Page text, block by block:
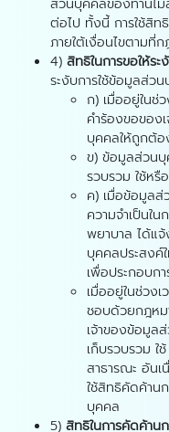
ต่อไป ทั้งนี้ การใช้สิ
ภายใต้เงื่อนไขตามที่
4) สิทธิในการขอให้ร
ระงับการใช้ข้อมูลส่
ก) เมื่ออยู่ในช่
คำร้องขอของ
บุคคลให้ถูกต้
ข) ข้อมูลส่วน
รวบรวม ใช้ห
ค) เมื่อข้อมูล
ความจำเป็นใ
พยาบาล ได้แจ้
บุคคลประสงค์
เพื่อประกอบก
เมื่ออยู่ในช่วง
ชอบด้วยกฎหม
เจ้าของข้อมูล
เก็บรวบรวม ใ
สาธารณะ อัน
ใช้สิทธิคัดค้าน
บุคคล
5) สิทธิในการคัดค้า